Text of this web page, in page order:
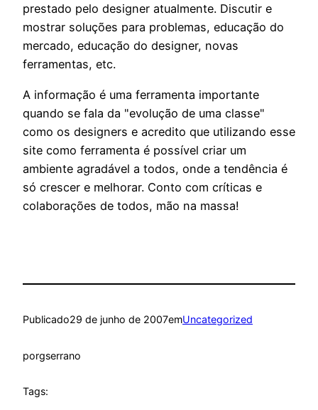
prestado pelo designer atualmente. Discutir e
mostrar soluções para problemas, educação do
mercado, educação do designer, novas
ferramentas, etc.
A informação é uma ferramenta importante
quando se fala da "evolução de uma classe"
como os designers e acredito que utilizando esse
site como ferramenta é possível criar um
ambiente agradável a todos, onde a tendência é
só crescer e melhorar. Conto com críticas e
colaborações de todos, mão na massa!
Publicado29 de junho de 2007emUncategorized
porgserrano
Tags: